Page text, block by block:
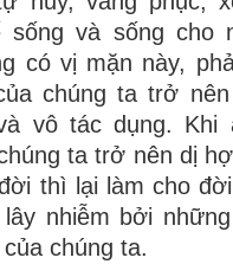
sống và sống cho
có vị mặn này,
chúng ta trở
vô tác dụng. Khi
ta trở nên dị
thì lại làm cho
nhiễm bởi
chúng ta.